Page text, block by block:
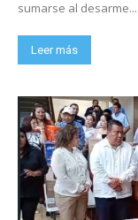
sumarse al desarme...
Leer más